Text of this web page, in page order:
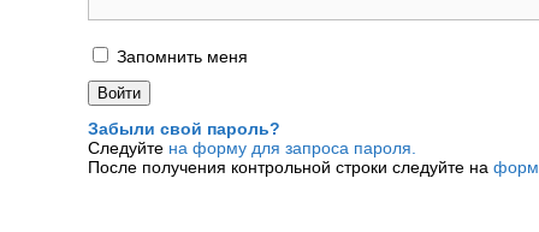
Запомнить меня
Забыли свой пароль?
Следуйте на форму для запроса пароля.
После получения контрольной строки следуйте на